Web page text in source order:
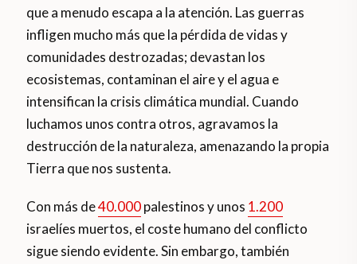
que a menudo escapa a la atención. Las guerras
infligen mucho más que la pérdida de vidas y
comunidades destrozadas; devastan los
ecosistemas, contaminan el aire y el agua e
intensifican la crisis climática mundial. Cuando
luchamos unos contra otros, agravamos la
destrucción de la naturaleza, amenazando la propia
Tierra que nos sustenta.
Con más de40.000palestinos y unos 1.200
israelíes muertos, el coste humano del conflicto
sigue siendo evidente. Sin embargo, también